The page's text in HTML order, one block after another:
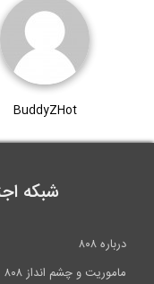
BuddyZHot
شبکه
درباره ۸۰۸
ماموریت و چشم انداز ۸۰۸